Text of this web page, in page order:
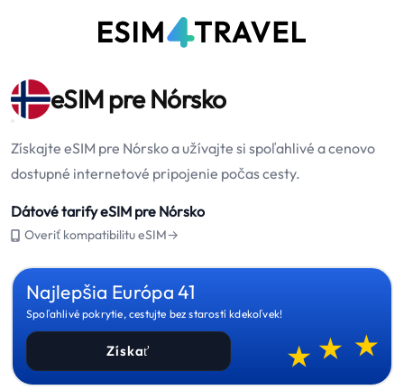
eSIM pre Nórsko
Získajte eSIM pre Nórsko a užívajte si spoľahlivé a cenovo
dostupné internetové pripojenie počas cesty.
Dátové tarify eSIM pre Nórsko
Overiť kompatibilitu eSIM→
Najlepšia Európa 41
Spoľahlivé pokrytie, cestujte bez starostí kdekoľvek!
Získať